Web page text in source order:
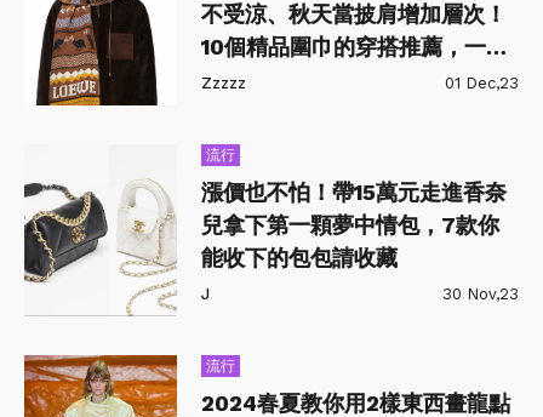
不受涼、秋天當披肩增加層次！
10個精品圍巾的穿搭推薦，一巾
多用CP值超高
Zzzzz 01 Dec,23
流行
漲價也不怕！帶15萬元走進香奈
兒拿下第一顆夢中情包，7款你
能收下的包包請收藏
J 30 Nov,23
流行
2024春夏教你用2樣東西畫龍點